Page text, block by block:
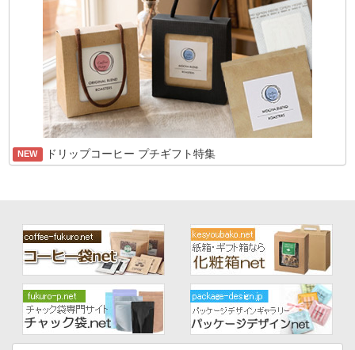
NEW ドリップコーヒー プチギフト特集